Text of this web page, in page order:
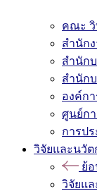
คณะ วิ
สำนัก
สำนัก
สำนัก
องค์ก
ศูนย์ก
การป
วิจัยและนวัต
ย้
วิจัยแ